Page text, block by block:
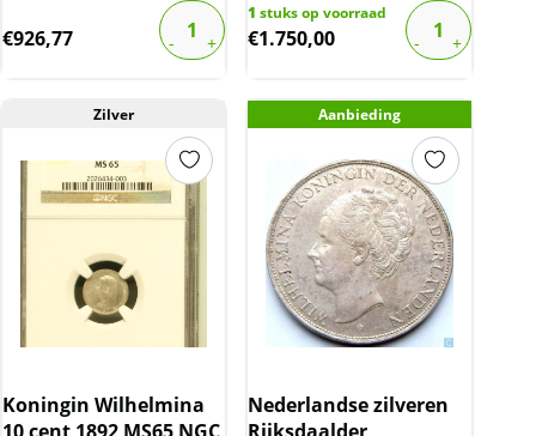
€926,77
1 stuks op voorraad
€1.750,00
Zilver
Koningin Wilhelmina
Aanbieding
Nederlandse zilveren